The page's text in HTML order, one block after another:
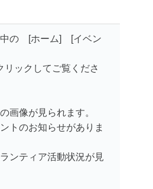
中の [ホーム] [イベン
ックしてご覧くださ
画像が見られます。
トのお知らせがありま
ンティア活動状況が見